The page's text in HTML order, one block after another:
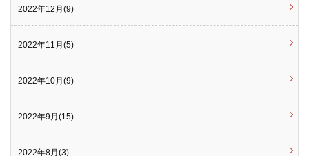
2022年12月(9)
2022年11月(5)
2022年10月(9)
2022年9月(15)
2022年8月(3)